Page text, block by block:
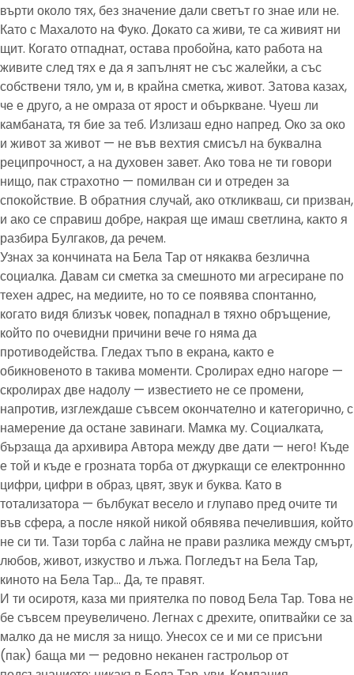
върти около тях, без значение дали светът го знае или не.
Като с Махалото на Фуко. Докато са живи, те са живият ни
щит. Когато отпаднат, остава пробойна, като работа на
живите след тях е да я запълнят не със жалейки, а със
собствени тяло, ум и, в крайна сметка, живот. Затова казах,
че е друго, а не омраза от ярост и объркване. Чуеш ли
камбаната, тя бие за теб. Излизаш едно напред. Око за око
и живот за живот — не във вехтия смисъл на буквална
реципрочност, а на духовен завет. Ако това не ти говори
нищо, пак страхотно — помилван си и отреден за
спокойствие. В обратния случай, ако откликваш, си призван,
и ако се справиш добре, накрая ще имаш светлина, както я
разбира Булгаков, да речем.
Узнах за кончината на Бела Тар от някаква безлична
социалка. Давам си сметка за смешното ми агресиране по
техен адрес, на медиите, но то се появява спонтанно,
когато видя близък човек, попаднал в тяхно обръщение,
който по очевидни причини вече го няма да
противодейства. Гледах тъпо в екрана, както е
обикновеното в такива моменти. Сролирах едно нагоре —
скролирах две надолу — известието не се промени,
напротив, изглеждаше съвсем окончателно и категорично, с
намерение да остане завинаги. Мамка му. Социалката,
бързаща да архивира Автора между две дати — него! Къде
е той и къде е грозната торба от джуркащи се електроннно
цифри, цифри в образ, цвят, звук и буква. Като в
тотализатора — бълбукат весело и глупаво пред очите ти
във сфера, а после някой никой обявява печелившия, който
не си ти. Тази торба с лайна не прави разлика между смърт,
любов, живот, изкуство и лъжа. Погледът на Бела Тар,
киното на Бела Тар… Да, те правят.
И ти осиротя, каза ми приятелка по повод Бела Тар. Това не
бе съвсем преувеличено. Легнах с дрехите, опитвайки се за
малко да не мисля за нищо. Унесох се и ми се присъни
(пак) баща ми — редовно неканен гастрольор от